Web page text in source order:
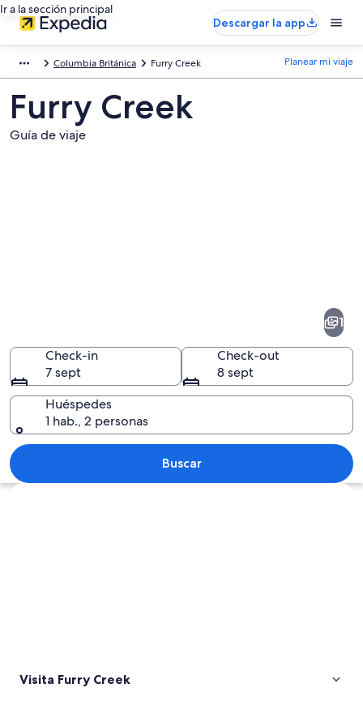
Ir a la sección principal
Descargar la app
Columbia Británica Furry Creek Planear mi viaje
Furry Creek
Guía de viaje
Flores púrpuras, un lago y montañas
1
Check-in
7 sept
Check-out
8 sept
Huéspedes
1 hab., 2 personas
Buscar
Ver mapa
Visita Furry Creek